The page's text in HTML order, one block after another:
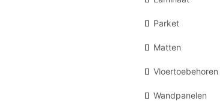
Parket
Matten
Vloertoebehoren
Wandpanelen